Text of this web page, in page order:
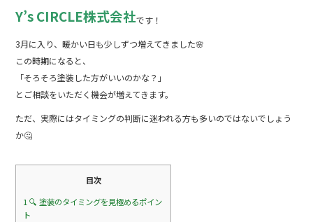
e
b
o
o
k
er
Y’s CIRCLE株式会社です！
3月に入り、暖かい日も少しずつ増えてきました🌸
この時期になると、
「そろそろ塗装した方がいいのかな？」
とご相談をいただく機会が増えてきます。
ただ、実際にはタイミングの判断に迷われる方も多いのではないでしょう
か🤔
目次
1🔍 塗装のタイミングを見極めるポイン
ト